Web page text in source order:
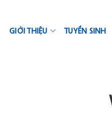
content
GIỚI THIỆU TUYỂN SINH